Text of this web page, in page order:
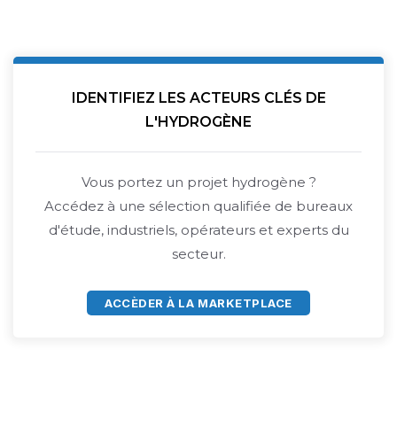
IDENTIFIEZ LES ACTEURS CLÉS DE
L'HYDROGÈNE
Vous portez un projet hydrogène ?
Accédez à une sélection qualifiée de bureaux
d'étude, industriels, opérateurs et experts du
secteur.
ACCÈDER À LA MARKETPLACE